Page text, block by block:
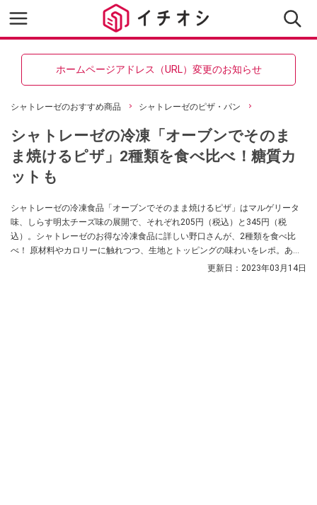
ホームページアドレス（URL）変更のお知らせ
シャトレーゼのおすすめ商品 シャトレーゼのピザ・パン
シャトレーゼの冷凍「オーブンでそのま
ま焼けるピザ」2種類を食べ比べ！糖質カ
ットも
シャトレーゼの冷凍食品「オーブンでそのまま焼けるピザ」はマルゲリータ
味、しらす明太チーズ味の展開で、それぞれ205円（税込）と345円（税
込）。シャトレーゼのお得な冷凍食品に詳しい野口さんが、2種類を食べ比
べ！ 原材料やカロリーに触れつつ、生地とトッピングの味わいをレポ。あわ
せて同じシャトレーゼの糖質カットのピザシリーズとも比較します。
更新日： 2023年03月14日